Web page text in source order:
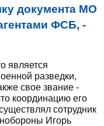
документа МО
ФСБ, -
является
разведки,
свое звание -
координацию его
сотрудник
Игорь